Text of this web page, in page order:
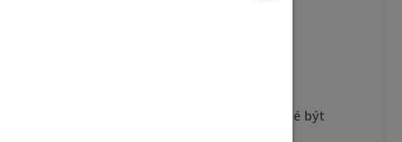
Pro zobrazení informací je nutné být